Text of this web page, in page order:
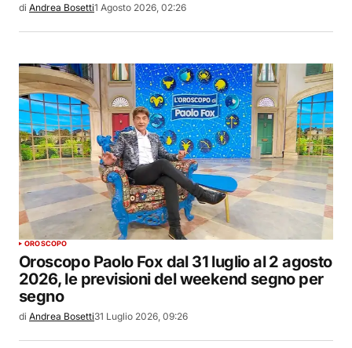
di Andrea Bosetti1 Agosto 2026, 02:26
OROSCOPO
Oroscopo Paolo Fox dal 31 luglio al 2 agosto
2026, le previsioni del weekend segno per
segno
di Andrea Bosetti31 Luglio 2026, 09:26